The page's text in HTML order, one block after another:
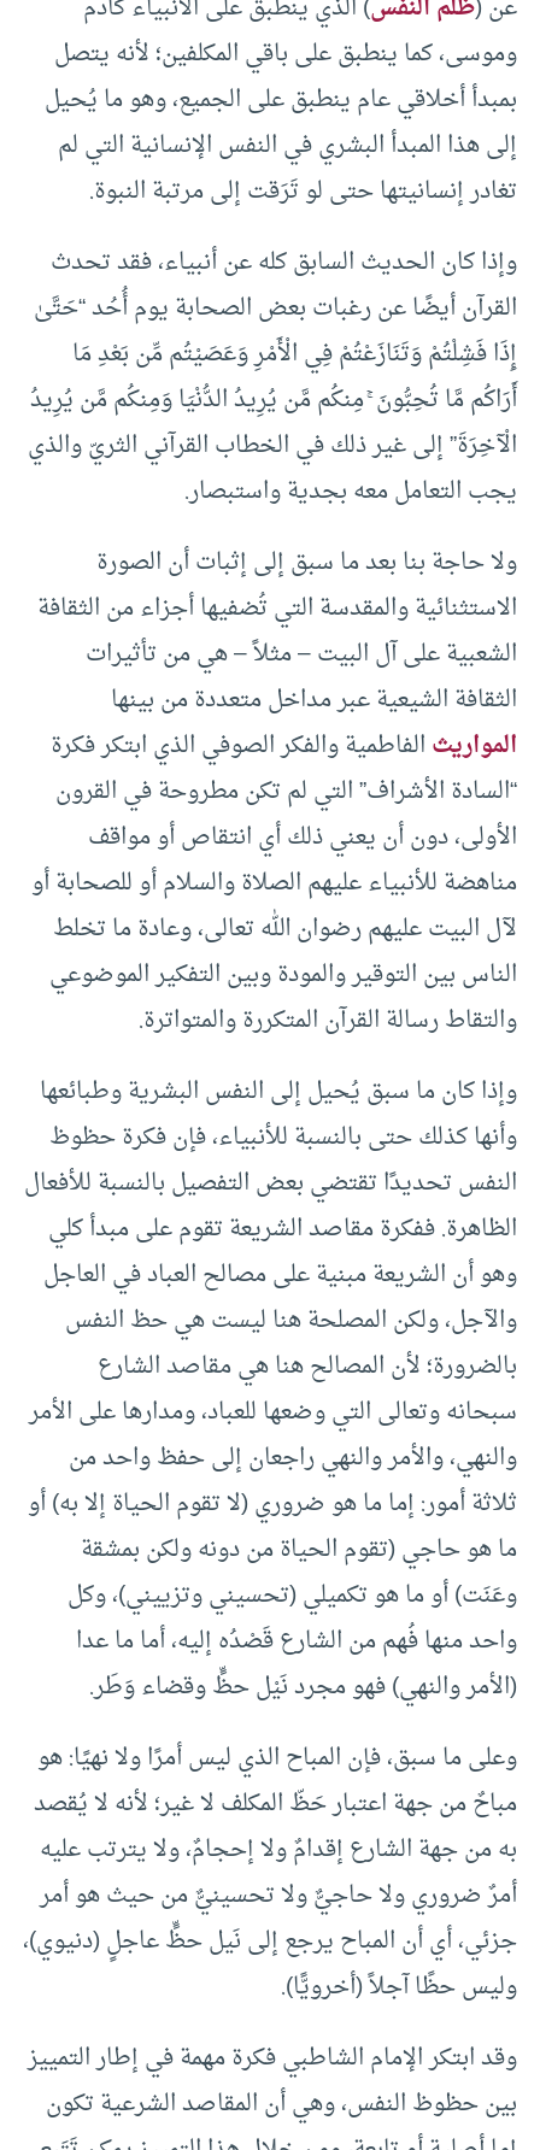
وموسى، كما ينطبق على باقي المكلفين؛ لأنه يتصل
بمبدأ أخلاقي عام ينطبق على الجميع، وهو ما يُحيل
إلى هذا المبدأ البشري في النفس الإنسانية التي لم
تغادر إنسانيتها حتى لو تَرَقت إلى مرتبة النبوة.
وإذا كان الحديث السابق كله عن أنبياء، فقد تحدث
القرآن أيضًا عن رغبات بعض الصحابة يوم أُحُد “حَتَّىٰ
إِذَا فَشِلْتُمْ وَتَنَازَعْتُمْ فِي الْأَمْرِ وَعَصَيْتُم مِّن بَعْدِ مَا
أَرَاكُم مَّا تُحِبُّونَ ۚ مِنكُم مَّن يُرِيدُ الدُّنْيَا وَمِنكُم مَّن يُرِيدُ
الْآخِرَةَ” إلى غير ذلك في الخطاب القرآني الثريّ والذي
يجب التعامل معه بجدية واستبصار.
ولا حاجة بنا بعد ما سبق إلى إثبات أن الصورة
الاستثنائية والمقدسة التي تُضفيها أجزاء من الثقافة
الشعبية على آل البيت – مثلاً – هي من تأثيرات
الثقافة الشيعية عبر مداخل متعددة من بينها
المواريثالفاطمية والفكر الصوفي الذي ابتكر فكرة
“السادة الأشراف” التي لم تكن مطروحة في القرون
الأولى، دون أن يعني ذلك أي انتقاص أو مواقف
مناهضة للأنبياء عليهم الصلاة والسلام أو للصحابة أو
لآل البيت عليهم رضوان الله تعالى، وعادة ما تخلط
الناس بين التوقير والمودة وبين التفكير الموضوعي
والتقاط رسالة القرآن المتكررة والمتواترة.
وإذا كان ما سبق يُحيل إلى النفس البشرية وطبائعها
وأنها كذلك حتى بالنسبة للأنبياء، فإن فكرة حظوظ
النفس تحديدًا تقتضي بعض التفصيل بالنسبة للأفعال
الظاهرة. ففكرة مقاصد الشريعة تقوم على مبدأ كلي
وهو أن الشريعة مبنية على مصالح العباد في العاجل
والآجل، ولكن المصلحة هنا ليست هي حظ النفس
بالضرورة؛ لأن المصالح هنا هي مقاصد الشارع
سبحانه وتعالى التي وضعها للعباد، ومدارها على الأمر
والنهي، والأمر والنهي راجعان إلى حفظ واحد من
ثلاثة أمور: إما ما هو ضروري (لا تقوم الحياة إلا به) أو
ما هو حاجي (تقوم الحياة من دونه ولكن بمشقة
وعَنَت) أو ما هو تكميلي (تحسيني وتزييني)، وكل
واحد منها فُهم من الشارع قَصْدُه إليه، أما ما عدا
(الأمر والنهي) فهو مجرد نَيْل حظٍّ وقضاء وَطَر.
وعلى ما سبق، فإن المباح الذي ليس أمرًا ولا نهيًا: هو
مباحٌ من جهة اعتبار حَظّ المكلف لا غير؛ لأنه لا يُقصد
به من جهة الشارع إقدامٌ ولا إحجامٌ، ولا يترتب عليه
أمرٌ ضروري ولا حاجيٌّ ولا تحسينيٌّ من حيث هو أمر
جزئي، أي أن المباح يرجع إلى نَيل حظٍّ عاجلٍ (دنيوي)،
وليس حظًا آجلاً (أخرويًّا).
وقد ابتكر الإمام الشاطبي فكرة مهمة في إطار التمييز
بين حظوظ النفس، وهي أن المقاصد الشرعية تكون